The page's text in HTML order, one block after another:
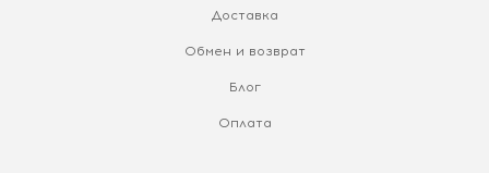
Доставка
Обмен и возврат
Блог
Оплата